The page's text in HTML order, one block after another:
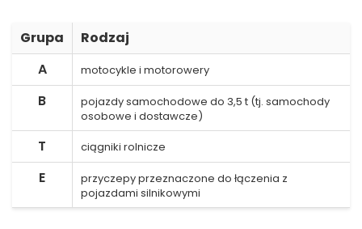
Grupa
Rodzaj
A
motocykle i motorowery
B
pojazdy samochodowe do 3,5 t (tj. samochody
osobowe i dostawcze)
T ciągniki rolnicze
E
przyczepy przeznaczone do łączenia z
pojazdami silnikowymi